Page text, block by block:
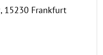
15230 Frankfurt